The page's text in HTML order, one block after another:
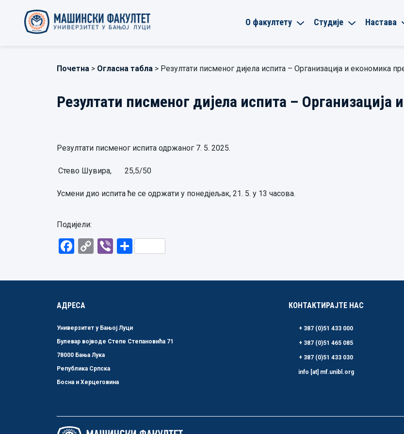
О факултету Студије Настава
Почетна > Огласна табла > Резултати писменог дијела испита – Организација и економика
Резултати писменог дијела испита – Организација
Резултати писменог испита одржаног 7. 5. 2025.
Стево Шувира, 25,5/50
Усмени дио испита ће се одржати у понедјељак, 21. 5. у 13 часова.
Подијели:
Facebook
CopyViberShare
АДРЕСА
Универзитет у Бањој Луци
Булевар војводе Степе Степановића 71
78000 Бања Лука
Република Српска
Босна и Херцеговина
КОНТАКТИРАЈТЕ НАС
+ 387 (0)51 433 000
+ 387 (0)51 465 085
+ 387 (0)51 433 030
info [at] mf.unibl.org